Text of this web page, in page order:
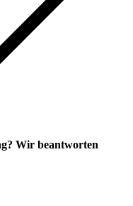
Wir beantworten